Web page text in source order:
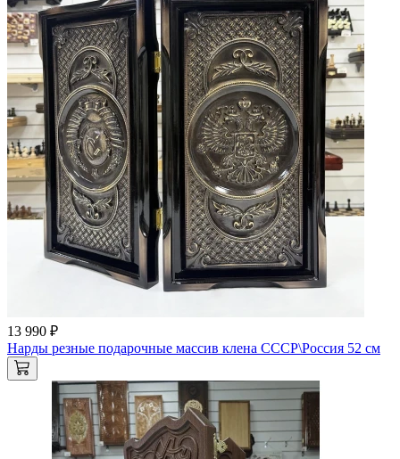
13 990 ₽
Нарды резные подарочные массив клена СССР\Россия 52 см